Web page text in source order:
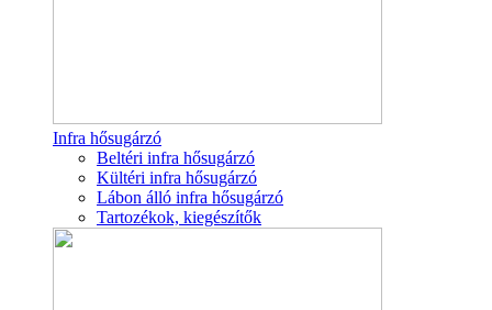
Infra hősugárzó
Beltéri infra hősugárzó
Kültéri infra hősugárzó
Lábon álló infra hősugárzó
Tartozékok, kiegészítők